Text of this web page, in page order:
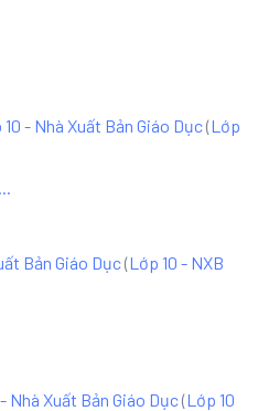
- Nhà Xuất Bản Giáo Dục(Lớp
Bản Giáo Dục(Lớp 10 - NXB
Nhà Xuất Bản Giáo Dục(Lớp 10